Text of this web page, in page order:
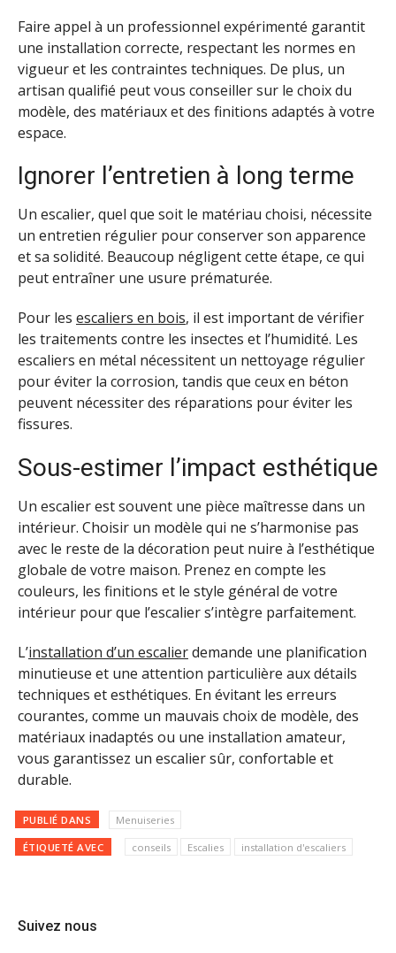
Faire appel à un professionnel expérimenté garantit
une installation correcte, respectant les normes en
vigueur et les contraintes techniques. De plus, un
artisan qualifié peut vous conseiller sur le choix du
modèle, des matériaux et des finitions adaptés à votre
espace.
Ignorer l’entretien à long terme
Un escalier, quel que soit le matériau choisi, nécessite
un entretien régulier pour conserver son apparence
et sa solidité. Beaucoup négligent cette étape, ce qui
peut entraîner une usure prématurée.
Pour les escaliers en bois, il est important de vérifier
les traitements contre les insectes et l’humidité. Les
escaliers en métal nécessitent un nettoyage régulier
pour éviter la corrosion, tandis que ceux en béton
peuvent nécessiter des réparations pour éviter les
fissures.
Sous-estimer l’impact esthétique
Un escalier est souvent une pièce maîtresse dans un
intérieur. Choisir un modèle qui ne s’harmonise pas
avec le reste de la décoration peut nuire à l’esthétique
globale de votre maison. Prenez en compte les
couleurs, les finitions et le style général de votre
intérieur pour que l’escalier s’intègre parfaitement.
L’installation d’un escalierdemande une planification
minutieuse et une attention particulière aux détails
techniques et esthétiques. En évitant les erreurs
courantes, comme un mauvais choix de modèle, des
matériaux inadaptés ou une installation amateur,
vous garantissez un escalier sûr, confortable et
durable.
PUBLIÉ DANS Menuiseries
ÉTIQUETÉ AVEC conseils Escalies installation d'escaliers
Suivez nous